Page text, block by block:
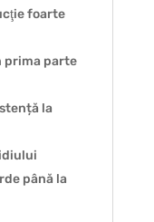
foarte
prima parte
la
până la